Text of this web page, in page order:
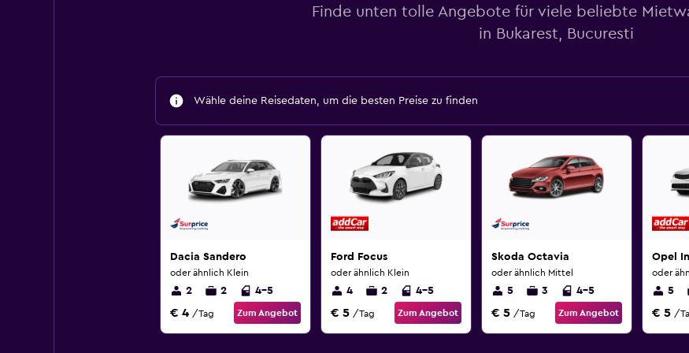
Finde unten tolle Angebote für viele beliebte
in Bukarest, Bucuresti
Wähle deine Reisedaten, um die besten Preise zu finden
Dacia Sandero
oder ähnlich Klein
2 2 4-5
€ 4 /Tag Zum Angebot
Ford Focus
oder ähnlich Klein
4 2 4-5
€ 5 /Tag Zum Angebot
Skoda Octavia
oder ähnlich Mittel
5 3 4-5
€ 5 /Tag Zum Angebot
Opel
oder
5
€ 5 /